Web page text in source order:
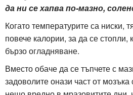
да ни се хапва по-мазно,
Когато температурите са ниски,
повече калории, за да се стопли,
бързо огладняване.
Вместо обаче да се тъпчете с
задоволите онази част от мозъка